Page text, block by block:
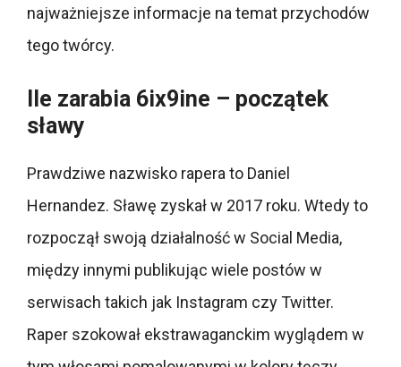
najważniejsze informacje na temat przychodów
tego twórcy.
Ile zarabia 6ix9ine – początek
sławy
Prawdziwe nazwisko rapera to Daniel
Hernandez. Sławę zyskał w 2017 roku. Wtedy to
rozpoczął swoją działalność w Social Media,
między innymi publikując wiele postów w
serwisach takich jak Instagram czy Twitter.
Raper szokował ekstrawaganckim wyglądem w